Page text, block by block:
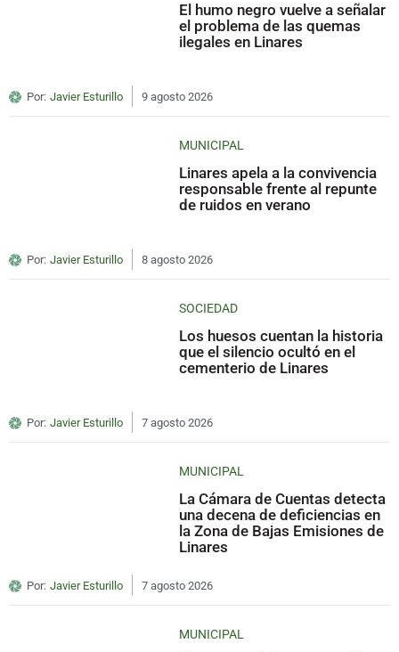
El humo negro vuelve a señalar
el problema de las quemas
ilegales en Linares
Por: Javier Esturillo 9 agosto 2026
MUNICIPAL
Linares apela a la convivencia
responsable frente al repunte
de ruidos en verano
Por: Javier Esturillo 8 agosto 2026
SOCIEDAD
Los huesos cuentan la historia
que el silencio ocultó en el
cementerio de Linares
Por: Javier Esturillo 7 agosto 2026
MUNICIPAL
La Cámara de Cuentas detecta
una decena de deficiencias en
la Zona de Bajas Emisiones de
Linares
Por: Javier Esturillo 7 agosto 2026
MUNICIPAL